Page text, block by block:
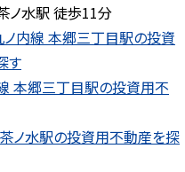
ノ水駅 徒歩11分
ノ内線 本郷三丁目駅の投資
す
本郷三丁目駅の投資用不
ノ水駅の投資用不動産を探